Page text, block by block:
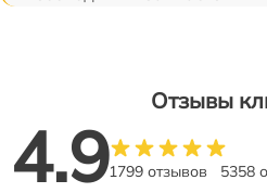
Отзывы
4.91799 отзывов 5358